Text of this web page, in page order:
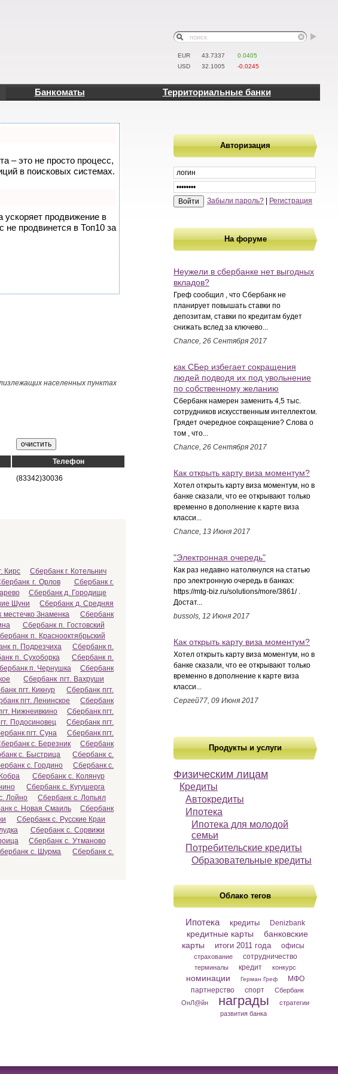
EUR 43.7337
0.0405
USD
32.1005 -0.0245
Банкоматы Территориальные банки
Авторизация
Забыли пароль? Регистрация
На форуме
Неужели в сбербанке нет выгодных
вкладов?
Греф сообщил , что Сбербанк не
планирует повышать ставки по
депозитам, ставки по кредитам будет
снижать вслед за ключево...
Chance, 26 Сентября 2017
как СБер избегает сокращения
людей подводя их под увольнение
по собственному желанию
Сбербанк намерен заменить 4,5 тыс.
сотрудников искусственным интеллектом.
Грядет очередное сокращение? Слова о
том , что...
Chance, 26 Сентября 2017
Как открыть карту виза моментум?
Хотел открыть карту виза моментум, но в
банке сказали, что ее открывают только
временно в дополнение к карте виза
класси...
Chance, 13 Июня 2017
"Электронная очередь"
Как раз недавно натолкнулся на статью
про электронную очередь в банках:
https://mtg-biz.ru/solutions/more/3861/ .
Достат...
bussols, 12 Июня 2017
Как открыть карту виза моментум?
Хотел открыть карту виза моментум, но в
банке сказали, что ее открывают только
временно в дополнение к карте виза
класси...
Сергей77, 09 Июня 2017
Продукты и услуги
Физическим лицам
Кредиты
Автокредиты
Ипотека
Ипотека для молодой
семьи
Потребительские кредиты
Образовательные кредиты
Облако тегов
Ипотека кредиты Denizbank
кредитные карты
банковские
карты
итоги 2011 года офисы
страхование сотрудничество
терминалы кредит конкурс
номинации Герман Греф
МФО
партнерство
спорт
Сбербанк
ОнЛ@йн
награды
стратегии
развития банка
– это не просто процесс,
в поисковых системах.
ускоряет продвижение в
не продвинется в Топ10 за
населенных пунктах
Телефон
(83342)30036
Кирс
Сбербанк г. Котельнич
г. Орлов
Сбербанк г.
Сбербанк д. Городище
Шуни
Сбербанк д. Средняя
местечко Знаменка
Сбербанк
Сбербанк п. Гостовский
п. Краснооктябрьский
п. Подрезчиха
Сбербанк п.
п. Сухоборка
Сбербанк п.
п. Чернушка
Сбербанк
Сбербанк пгт. Вахруши
пгт. Кикнур
Сбербанк пгт.
пгт. Ленинское
Сбербанк
Нижнеивкино
Сбербанк пгт.
Подосиновец
Сбербанк пгт.
пгт. Суна
Сбербанк пгт.
с. Березник
Сбербанк
с. Быстрица
Сбербанк с.
с. Гордино
Сбербанк с.
Сбербанк с. Колянур
Сбербанк с. Кугушерга
Лойно
Сбербанк с. Лопьял
с. Новая Смаиль
Сбербанк
Сбербанк с. Русские Краи
Сбербанк с. Сорвижи
Сбербанк с. Утманово
с. Шурма
Сбербанк с.